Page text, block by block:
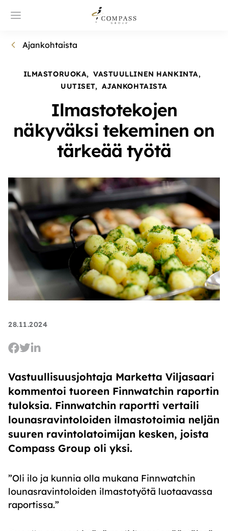
Ajankohtaista
ILMASTORUOKA, VASTUULLINEN HANKINTA,
UUTISET, AJANKOHTAISTA
Ilmastotekojen
näkyväksi tekeminen on
tärkeää työtä
28.11.2024
Vastuullisuusjohtaja Marketta Viljasaari
kommentoi tuoreen Finnwatchin raportin
tuloksia. Finnwatchin raportti vertaili
lounasravintoloiden ilmastotoimia neljän
suuren ravintolatoimijan kesken, joista
Compass Group oli yksi.
”Oli ilo ja kunnia olla mukana Finnwatchin
lounasravintoloiden ilmastotyötä luotaavassa
raportissa.”